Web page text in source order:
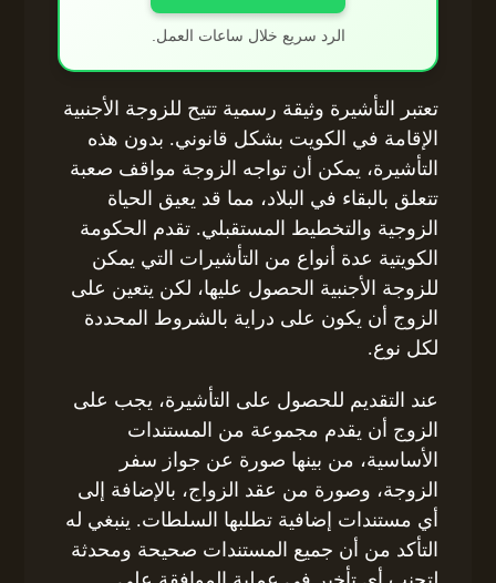
الرد سريع خلال ساعات العمل.
تعتبر التأشيرة وثيقة رسمية تتيح للزوجة الأجنبية
الإقامة في الكويت بشكل قانوني. بدون هذه
التأشيرة، يمكن أن تواجه الزوجة مواقف صعبة
تتعلق بالبقاء في البلاد، مما قد يعيق الحياة
الزوجية والتخطيط المستقبلي. تقدم الحكومة
الكويتية عدة أنواع من التأشيرات التي يمكن
للزوجة الأجنبية الحصول عليها، لكن يتعين على
الزوج أن يكون على دراية بالشروط المحددة
لكل نوع.
عند التقديم للحصول على التأشيرة، يجب على
الزوج أن يقدم مجموعة من المستندات
الأساسية، من بينها صورة عن جواز سفر
الزوجة، وصورة من عقد الزواج، بالإضافة إلى
أي مستندات إضافية تطلبها السلطات. ينبغي له
التأكد من أن جميع المستندات صحيحة ومحدثة